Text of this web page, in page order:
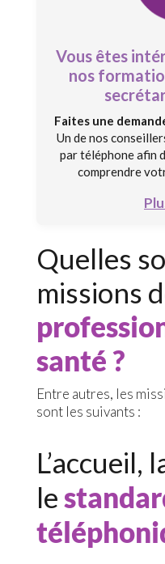
Vous êtes
nos
Faites une
Un de nos
par téléphone afin
comprendre
Quelles
missions
santé ?
Entre autres, les
sont les suivants :
L’accueil,
le